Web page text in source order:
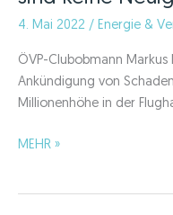
4. Mai 2022 / Energie &
ÖVP-Clubobmann
Ankündigung von
Millionenhöhe in der
VP-
MEHR »